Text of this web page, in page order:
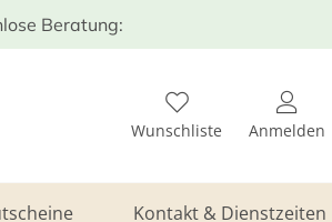
Beratung:
Wunschliste Anmelden
Kontakt & Dienstzeiten